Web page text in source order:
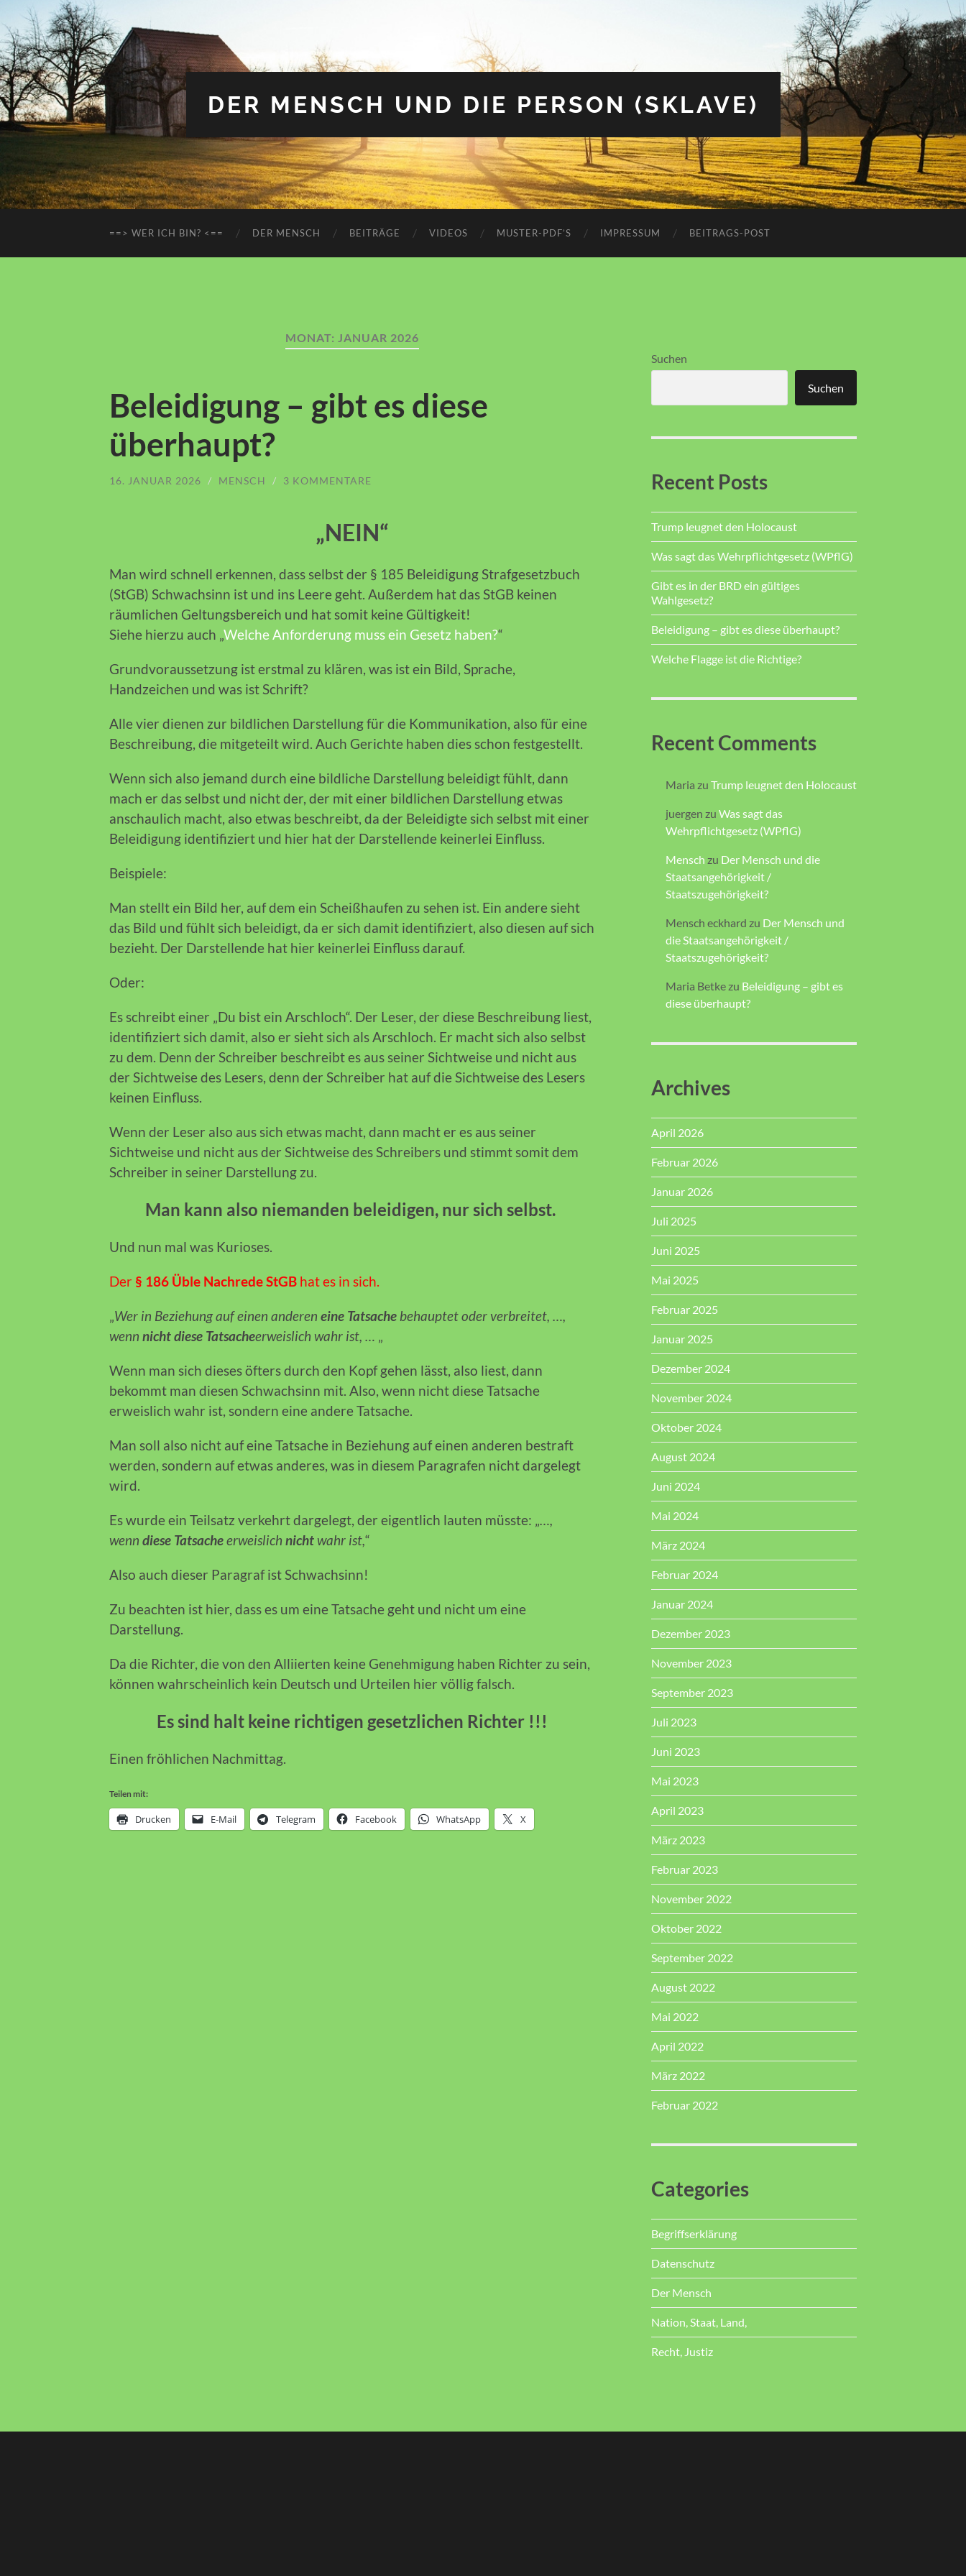
DER MENSCH UND DIE PERSON (SKLAVE)
==> WER ICH BIN? <== DER MENSCH BEITRÄGE VIDEOS MUSTER-PDF’S IMPRESSUM BEITRAGS-POST
MONAT: JANUAR 2026
Beleidigung – gibt es diese
überhaupt?
16. JANUAR 2026 / MENSCH / 3 KOMMENTARE
„NEIN“
Man wird schnell erkennen, dass selbst der § 185 Beleidigung Strafgesetzbuch
(StGB) Schwachsinn ist und ins Leere geht. Außerdem hat das StGB keinen
räumlichen Geltungsbereich und hat somit keine Gültigkeit!
Siehe hierzu auch „Welche Anforderung muss ein Gesetz haben?“
Grundvoraussetzung ist erstmal zu klären, was ist ein Bild, Sprache,
Handzeichen und was ist Schrift?
Alle vier dienen zur bildlichen Darstellung für die Kommunikation, also für eine
Beschreibung, die mitgeteilt wird. Auch Gerichte haben dies schon festgestellt.
Wenn sich also jemand durch eine bildliche Darstellung beleidigt fühlt, dann
mach er das selbst und nicht der, der mit einer bildlichen Darstellung etwas
anschaulich macht, also etwas beschreibt, da der Beleidigte sich selbst mit einer
Beleidigung identifiziert und hier hat der Darstellende keinerlei Einfluss.
Beispiele:
Man stellt ein Bild her, auf dem ein Scheißhaufen zu sehen ist. Ein andere sieht
das Bild und fühlt sich beleidigt, da er sich damit identifiziert, also diesen auf sich
bezieht. Der Darstellende hat hier keinerlei Einfluss darauf.
Oder:
Es schreibt einer „Du bist ein Arschloch“. Der Leser, der diese Beschreibung liest,
identifiziert sich damit, also er sieht sich als Arschloch. Er macht sich also selbst
zu dem. Denn der Schreiber beschreibt es aus seiner Sichtweise und nicht aus
der Sichtweise des Lesers, denn der Schreiber hat auf die Sichtweise des Lesers
keinen Einfluss.
Wenn der Leser also aus sich etwas macht, dann macht er es aus seiner
Sichtweise und nicht aus der Sichtweise des Schreibers und stimmt somit dem
Schreiber in seiner Darstellung zu.
Man kann also niemanden beleidigen, nur sich selbst.
Und nun mal was Kurioses.
Der § 186 Üble Nachrede StGB hat es in sich.
„Wer in Beziehung auf einen anderen eine Tatsache behauptet oder verbreitet, …,
wenn nicht diese Tatsacheerweislich wahr ist, … „
Wenn man sich dieses öfters durch den Kopf gehen lässt, also liest, dann
bekommt man diesen Schwachsinn mit. Also, wenn nicht diese Tatsache
erweislich wahr ist, sondern eine andere Tatsache.
Man soll also nicht auf eine Tatsache in Beziehung auf einen anderen bestraft
werden, sondern auf etwas anderes, was in diesem Paragrafen nicht dargelegt
wird.
Es wurde ein Teilsatz verkehrt dargelegt, der eigentlich lauten müsste: „…,
wenn diese Tatsacheerweislich nicht wahr ist,“
Also auch dieser Paragraf ist Schwachsinn!
Zu beachten ist hier, dass es um eine Tatsache geht und nicht um eine
Darstellung.
Da die Richter, die von den Alliierten keine Genehmigung haben Richter zu sein,
können wahrscheinlich kein Deutsch und Urteilen hier völlig falsch.
Es sind halt keine richtigen gesetzlichen Richter !!!
Einen fröhlichen Nachmittag.
Teilen mit:
Drucken E-Mail Telegram Facebook WhatsApp X
Suchen
Suchen
Recent Posts
Trump leugnet den Holocaust
Was sagt das Wehrpflichtgesetz (WPflG)
Gibt es in der BRD ein gültiges
Wahlgesetz?
Beleidigung – gibt es diese überhaupt?
Welche Flagge ist die Richtige?
Recent Comments
Maria zu Trump leugnet den Holocaust
juergen zu Was sagt das
Wehrpflichtgesetz (WPflG)
Mensch zu Der Mensch und die
Staatsangehörigkeit /
Staatszugehörigkeit?
Mensch eckhard zu Der Mensch und
die Staatsangehörigkeit /
Staatszugehörigkeit?
Maria Betkezu Beleidigung – gibt es
diese überhaupt?
Archives
April 2026
Februar 2026
Januar 2026
Juli 2025
Juni 2025
Mai 2025
Februar 2025
Januar 2025
Dezember 2024
November 2024
Oktober 2024
August 2024
Juni 2024
Mai 2024
März 2024
Februar 2024
Januar 2024
Dezember 2023
November 2023
September 2023
Juli 2023
Juni 2023
Mai 2023
April 2023
März 2023
Februar 2023
November 2022
Oktober 2022
September 2022
August 2022
Mai 2022
April 2022
März 2022
Februar 2022
Categories
Begriffserklärung
Datenschutz
Der Mensch
Nation, Staat, Land,
Recht, Justiz